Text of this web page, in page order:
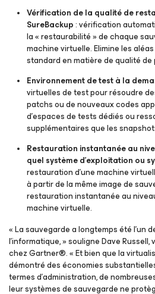
Vérification de la qualité de
SureBackup: vérification
la « restaurabilité » de chaque
machine virtuelle. Elimine les
standard en matière de qualité
Environnement de test à la
virtuelles de test pour résoudre
patchs ou de nouveaux codes
d’espaces de tests dédiés ou
supplémentaires que les
Restauration instantanée au
quel système d’exploitation ou
restauration d’une machine
à partir de la même image de
restauration instantanée au
machine virtuelle.
« La sauvegarde a longtemps été l’un
l’informatique, » souligne Dave
chez Gartner®. « Et bien que la
démontré des économies
termes d’administration, de
leur systèmes de sauvegarde ne